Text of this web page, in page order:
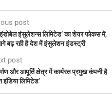
post
इंसुलेशन्स लिमिटेड’ का शेयर फोकस में,
बढ़ रही है देश में इंसुलेशन इंडस्ट्री
post
और आपूर्ति क्षेत्र में कार्यरत प्रमुख कंपनी है
इंडिया लिमिटेड’